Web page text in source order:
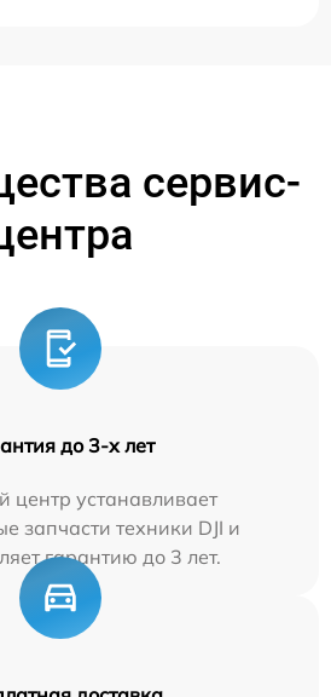
сервис-
до 3-х лет
центр устанавливает
запчасти техники DJI и
гарантию до 3 лет.